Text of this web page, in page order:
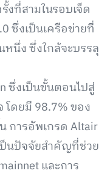
งที่สามในรอบเจ็ด
ซึ่งเป็นเครือข่ายที่
นึ่ง ซึ่งใกล้จะบรรลุ
ซึ่งเป็นขั้นตอนไปสู่
โดยมี 98.7% ของ
การอัพเกรด Altair
ป็นปัจจัยสำคัญที่ช่วย
และการ